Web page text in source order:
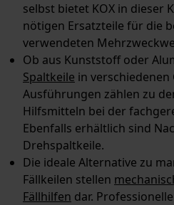
selbst bietet KOX in dieser
nötigen Ersatzteile für die
verwendeten
Ob aus Kunststoff oder
Spaltkeile in
Ausführungen zählen zu
Hilfsmitteln bei der
Ebenfalls erhältlich sind
Drehspaltkeile.
Die ideale Alternative zu
Fällkeilen stellen
Fällhilfen dar.